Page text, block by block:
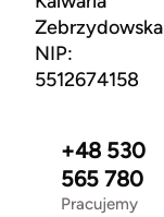
Zebrzydowska
NIP:
5512674158
+48 530
565 780
Pracujemy